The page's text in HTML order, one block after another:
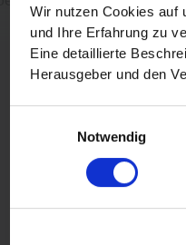
Wir nutzen Cookies auf
und Ihre Erfahrung zu
Eine detaillierte
Herausgeber und den
Notwendig
Körpertherapie